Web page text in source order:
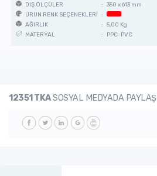
DIŞ ÖLÇÜLER
: 350 x 613 mm
ÜRÜN RENK SEÇENEKLERİ :
AĞIRLIK
: 5,00 Kg
MATERYAL
: PPC-PVC
12351 TKASOSYAL MEDYADA PAYLAŞ